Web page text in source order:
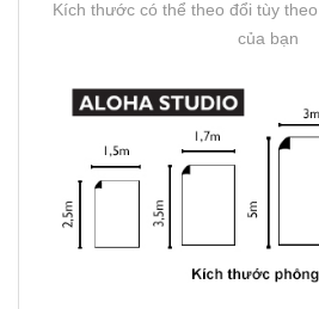
Kích thước có thể theo đổi tùy
của bạn